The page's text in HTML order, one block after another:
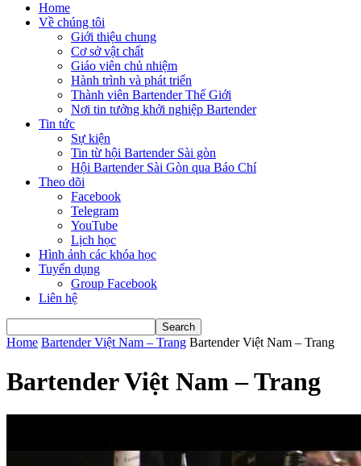
Home
Về chúng tôi
Giới thiệu chung
Cơ sở vật chất
Giáo viên chủ nhiệm
Hành trình và phát triển
Thành viên Bartender Thế Giới
Nơi tin tưởng khởi nghiệp Bartender
Tin tức
Sự kiện
Tin từ hội Bartender Sài gòn
Hội Bartender Sài Gòn qua Báo Chí
Theo dõi
Facebook
Telegram
YouTube
Lịch học
Hình ảnh các khóa học
Tuyển dụng
Group Facebook
Liên hệ
Home Bartender Việt Nam – Trang Bartender Việt Nam – Trang
Bartender Việt Nam – Trang